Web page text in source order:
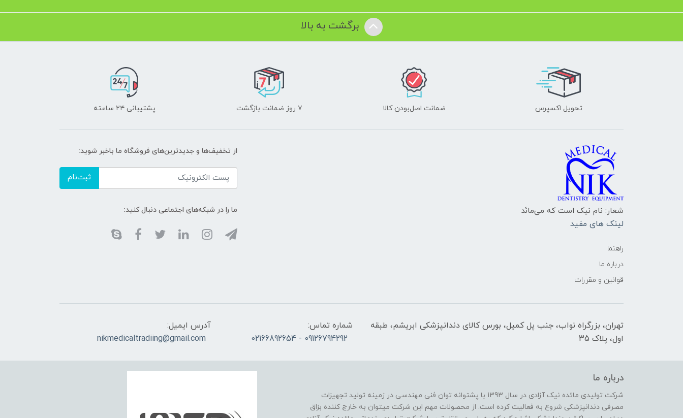
برگشت به بالا
تحویل اکسپرس ضمانت اصل‌بودن کالا ۷ روز ضمانت بازگشت پشتیبانی ۲۴ ساعته
شعار: نام نیک است که می‌مانَد
لینک های مفید
راهنما
درباره ما
قوانین و مقررات
از تخفیف‌ها و جدیدترین‌های فروشگاه ما باخبر شوید:
ثبت‌نام
ما را در شبکه‌های اجتماعی دنبال کنید:
تهران، بزرگراه نواب، جنب پل کمیل، بورس کالای دندانپزشکی ابریشم، طبقه
اول، پلاک 35
شماره تماس:
09126794292 - 02166892654
آدرس ایمیل:
nikmedicaltradiing@gmail.com
درباره ما
شرکت تولیدی مائده نیک آزادی در سال 1393 با پشتوانه توان فنی مهندسی در زمینه تولید تجهیزات
مصرفی دندانپزشکی شروع به فعالیت کرده است. از محصولات مهم این شرکت میتوان به خارج کننده بزاق